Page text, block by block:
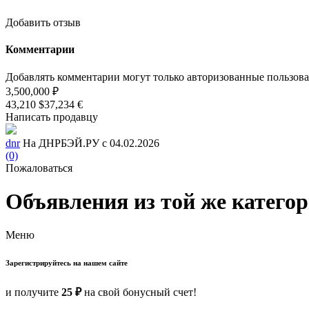
Добавить отзыв
Комментарии
Добавлять комментарии могут только авторизованные
3,500,000 ₽
43,210 $37,234 €
Написать продавцу
dnr На ДНРБЭЙ.РУ с 04.02.2026
(0)
Пожаловаться
Объявления из той же
Меню
Зарегистрируйтесь на нашем сайте
и получите 25 ₽на свой бонусный счет!